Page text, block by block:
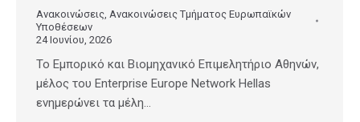
Ανακοινώσεις, Ανακοινώσεις Τμήματος Ευρωπαϊκών
Υποθέσεων
24 Ιουνίου, 2026
Το Εμπορικό και Βιομηχανικό Επιμελητήριο Αθηνών,
μέλος του Enterprise Europe Network Hellas
ενημερώνει τα μέλη…